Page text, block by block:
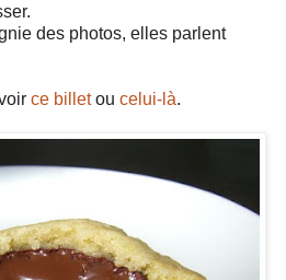
des photos, elles parlent
ce billetou celui-là.